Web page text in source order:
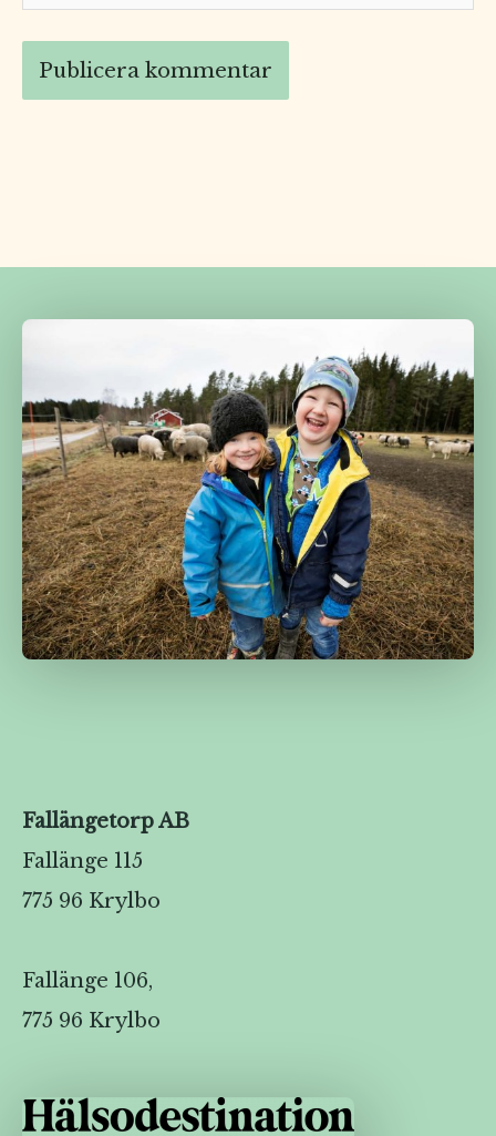
Fallängetorp AB
Fallänge 115
775 96 Krylbo
Fallänge 106,
775 96 Krylbo